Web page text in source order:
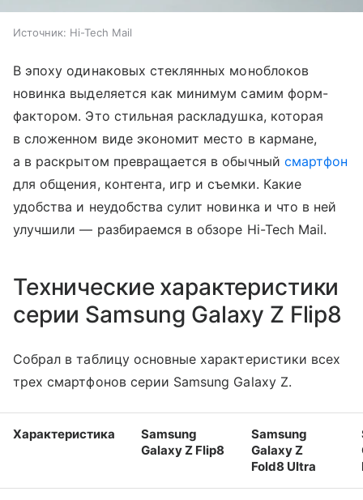
Источник: Hi-Tech Mail
В эпоху одинаковых стеклянных моноблоков
новинка выделяется как минимум самим форм-
фактором. Это стильная раскладушка, которая
в сложенном виде экономит место в кармане,
а в раскрытом превращается в обычный смартфон
для общения, контента, игр и съемки. Какие
удобства и неудобства сулит новинка и что в ней
улучшили — разбираемся в обзоре Hi-Tech Mail.
Технические характеристики
серии Samsung Galaxy Z Flip8
Собрал в таблицу основные характеристики всех
трех смартфонов серии Samsung Galaxy Z.
Характеристика
Samsung
Galaxy Z Flip8
Samsung
Galaxy Z
Fold8 Ultra